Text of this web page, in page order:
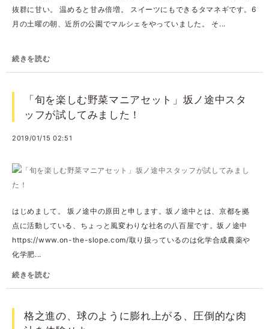
抜群に甘い。 温めると甘み倍増。 スイーツにもできるタマネギです。6
月の土曜の朝、近所の公園でマルシェをやっていました。 そ...
続きを読む
「旬を楽しむ野菜マニアセット」坂ノ途中スタ
ッフが試してみました！
2019/01/15 02:51
はじめまして。 坂ノ途中の原田と申します。坂ノ途中とは、京都を拠
点に活動している、ちょっと風変わりな社名の八百屋です。坂ノ途中
https://www.on-the-slope.com/取り扱っているのは化学合成農薬や
化学肥...
続きを読む
格之進の、球のように膨れ上がる、圧倒的な肉